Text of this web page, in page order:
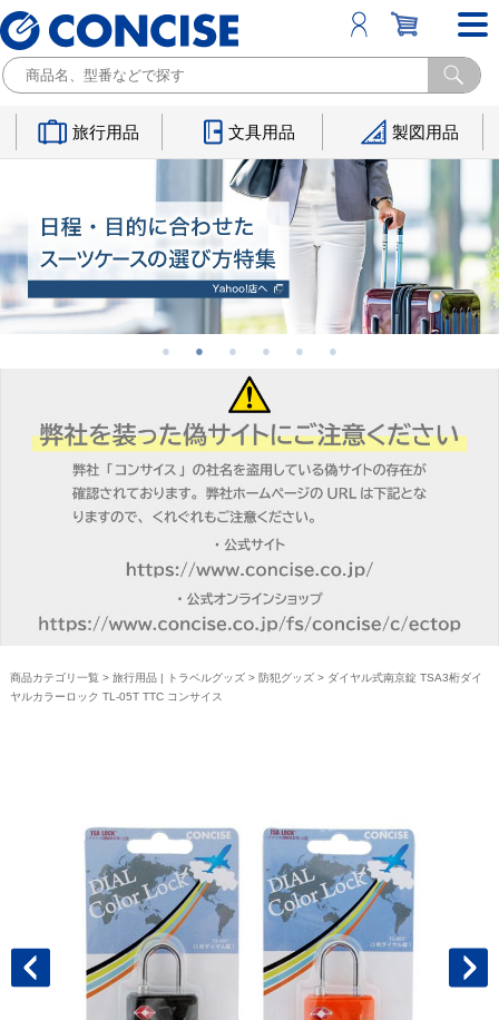
旅行用品 文具用品 製図用品
商品カテゴリ一覧 > 旅行用品 | トラベルグッズ> 防犯グッズ> ダイヤル式南京錠 TSA3桁ダイ
ヤルカラーロック TL-05T TTC コンサイス